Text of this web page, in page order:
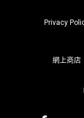
Privacy
網上商店